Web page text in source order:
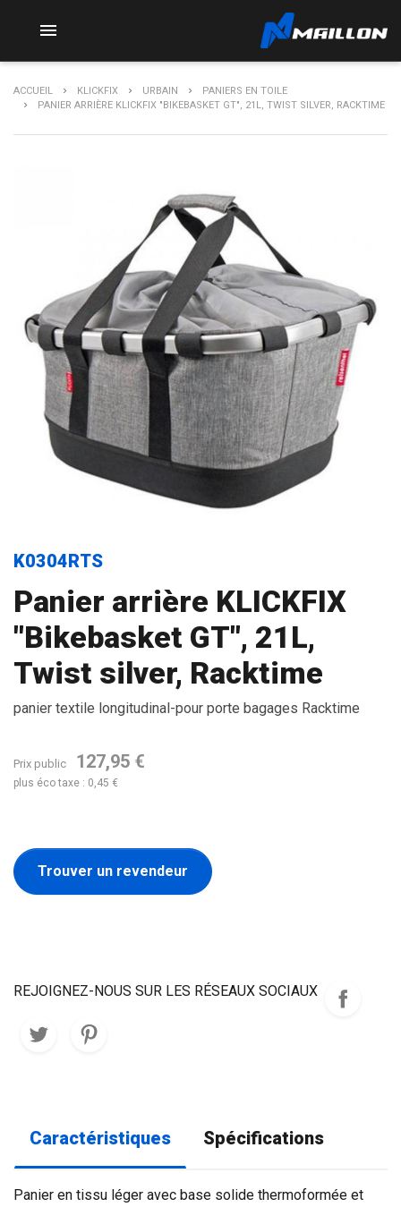

ACCUEIL KLICKFIX URBAIN
PANIERS EN TOILE
PANIER ARRIÈRE KLICKFIX "BIKEBASKET GT", 21L, TWIST SILVER, RACKTIME
K0304RTS
Panier arrière KLICKFIX
"Bikebasket GT", 21L,
Twist silver, Racktime
panier textile longitudinal-pour porte bagages Racktime
Prix public 127,95 €
plus éco taxe : 0,45 €
Trouver un revendeur
REJOIGNEZ-NOUS SUR LES RÉSEAUX SOCIAUX
Caractéristiques Spécifications
Panier en tissu léger avec base solide thermoformée et